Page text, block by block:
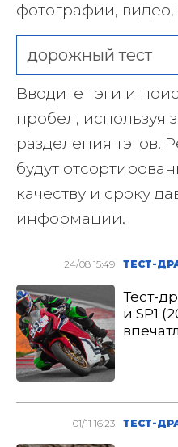
фотографии, видео,
Вводите тэги и
пробел, используя
разделения тэгов.
будут
качеству и сроку
информации.
24/08 15:49 ТЕСТ-
Тест-
и SP1
01/11 16:23 ТЕСТ-